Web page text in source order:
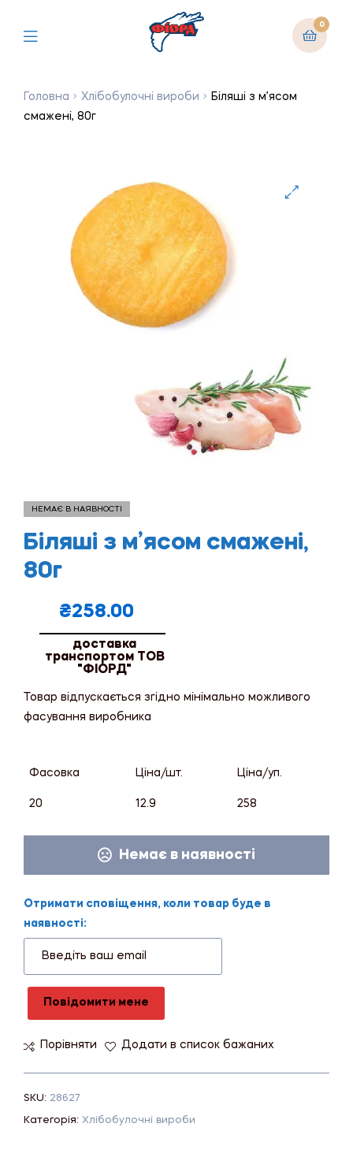
0
Головна Хлібобулочні вироби
Біляші з м’ясом
смажені, 80г
НЕМАЄ В НАЯВНОСТІ
Біляші з м’ясом смажені,
80г
₴258.00
доставка
транспортом ТОВ
"ФІОРД"
Товар відпускається згідно мінімально можливого
фасування виробника
Фасовка Ціна/шт. Ціна/уп.
20 12.9 258
Немає в наявності
Отримати сповіщення, коли товар буде в
наявності:
Повідомити мене
Порівняти Додати в список бажаних
SKU: 28627
Категорія: Хлібобулочні вироби